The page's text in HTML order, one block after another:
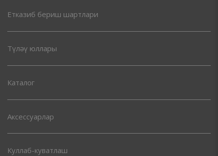
Етказиб бериш шартлари
Түләү юллары
Каталог
Аксессуарлар
Куллаб-куватлаш